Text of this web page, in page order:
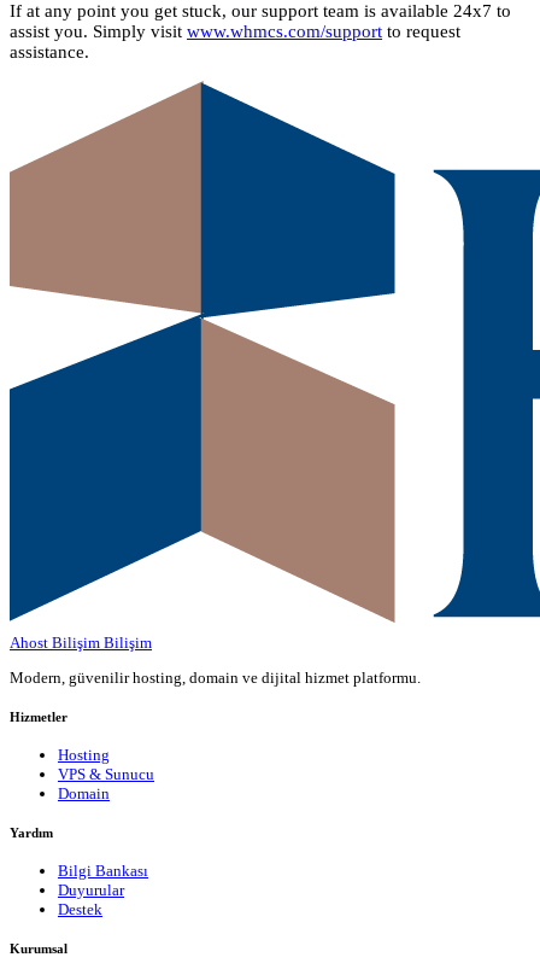
If at any point you get stuck, our support team is available 24x7 to
assist you. Simply visit www.whmcs.com/support to request
assistance.
Ahost Bilişim Bilişim
Modern, güvenilir hosting, domain ve dijital hizmet platformu.
Hizmetler
Hosting
VPS & Sunucu
Domain
Yardım
Bilgi Bankası
Duyurular
Destek
Kurumsal